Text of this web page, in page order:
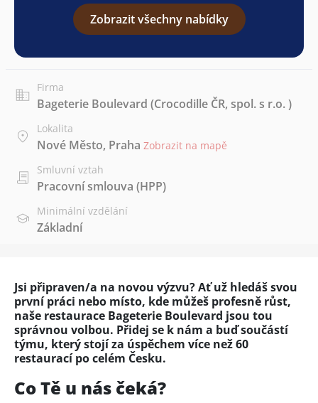
Zobrazit všechny nabídky
Firma
Bageterie Boulevard (Crocodille ČR, spol. s r.o. )
Lokalita
Nové Město, Praha Zobrazit na mapě
Smluvní vztah
Pracovní smlouva (HPP)
Minimální vzdělání
Základní
Jsi připraven/a na novou výzvu? Ať už hledáš svou
první práci nebo místo, kde můžeš profesně růst,
naše restaurace Bageterie Boulevard jsou tou
správnou volbou. Přidej se k nám a buď součástí
týmu, který stojí za úspěchem více než 60
restaurací po celém Česku.
Co Tě u nás čeká?